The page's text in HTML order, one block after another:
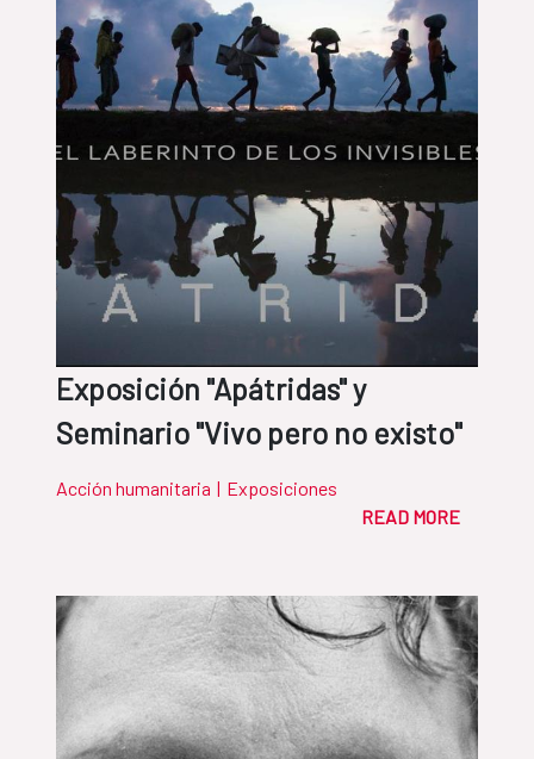
Exposición "Apátridas" y
Seminario "Vivo pero no existo"
Acción humanitaria | Exposiciones
READ MORE